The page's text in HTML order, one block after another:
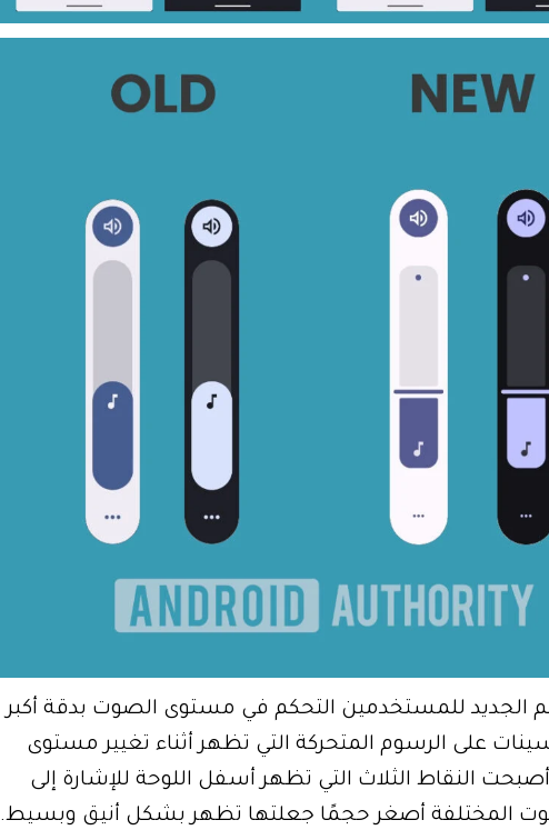
الجديد للمستخدمين التحكم في مستوى الصوت بدقة أكبر
على الرسوم المتحركة التي تظهر أثناء تغيير مستوى
النقاط الثلاث التي تظهر أسفل اللوحة للإشارة إلى
المختلفة أصغر حجمًا جعلتها تظهر بشكل أنيق وبسيط.